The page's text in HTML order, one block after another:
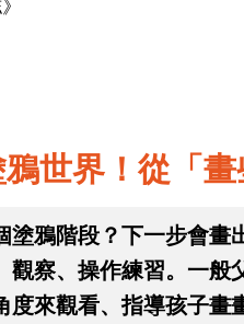
世界！從「
塗鴉階段？下一步會
觀察、操作練習。一
度來觀看、指導孩子